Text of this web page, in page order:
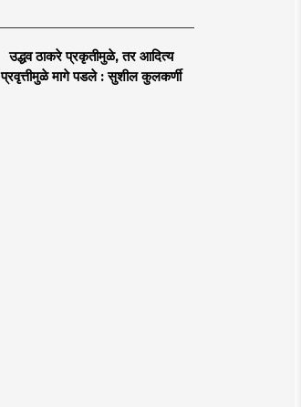
उद्धव ठाकरे प्रकृतीमुळे, तर आदित्य
प्रवृत्तीमुळे मागे पडले : सुशील कुलकर्णी